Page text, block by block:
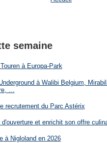
semaine
à Europa-Park
à Walibi Belgium,
…
recrutement du Parc Astérix
et enrichit son offre
à Nigloland en 2026